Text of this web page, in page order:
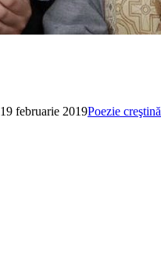
19 februarie 2019Poezie creştină